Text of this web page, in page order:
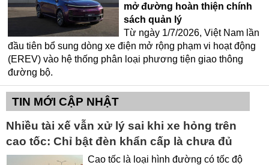
mở đường hoàn thiện chính
sách quản lý
Từ ngày 1/7/2026, Việt Nam lần
đầu tiên bổ sung dòng xe điện mở rộng phạm vi hoạt động
(EREV) vào hệ thống phân loại phương tiện giao thông
đường bộ.
TIN MỚI CẬP NHẬT
Nhiều tài xế vẫn xử lý sai khi xe hỏng trên
cao tốc: Chỉ bật đèn khẩn cấp là chưa đủ
Cao tốc là loại hình đường có tốc độ